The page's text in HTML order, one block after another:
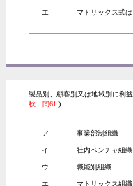
エ マトリックス式
製品別、顧客別又は地域別に利
秋 問61 )
ア 事業部制組織
イ 社内ベンチャ組織
ウ 職能別組織
エ マトリックス組織